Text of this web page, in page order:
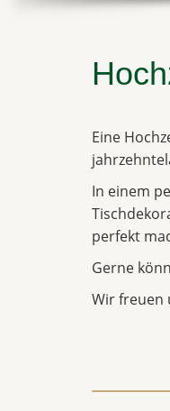
Eine
In einem
perfekt
Gerne
Wir freuen